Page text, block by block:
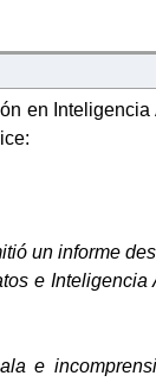
en
un informe
e Inteligencia
e